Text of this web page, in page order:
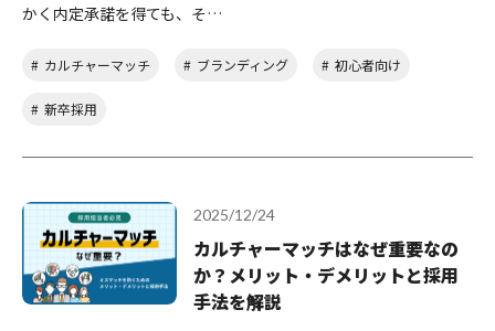
かく内定承諾を得ても、そ…
カルチャーマッチ ブランディング 初心者向け
新卒採用
2025/12/24
カルチャーマッチはなぜ重要なの
か？メリット・デメリットと採用
手法を解説